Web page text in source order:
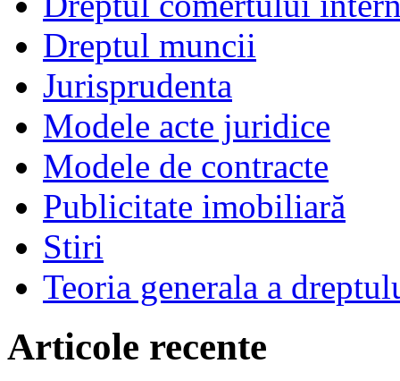
Dreptul muncii
Jurisprudenta
Modele acte juridice
Modele de contracte
Publicitate imobiliară
Stiri
Teoria generala a
Articole recente